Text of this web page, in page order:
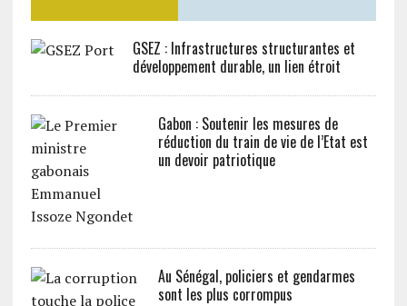
GSEZ : Infrastructures structurantes et
développement durable, un lien étroit
Gabon : Soutenir les mesures de
réduction du train de vie de l’Etat est
un devoir patriotique
Au Sénégal, policiers et gendarmes
sont les plus corrompus